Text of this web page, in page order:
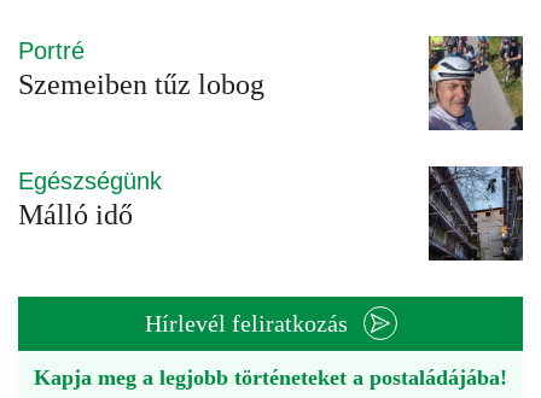
Portré
Szemeiben tűz lobog
Egészségünk
Málló idő
Hírlevél feliratkozás
Kapja meg a legjobb történeteket a postaládájába!